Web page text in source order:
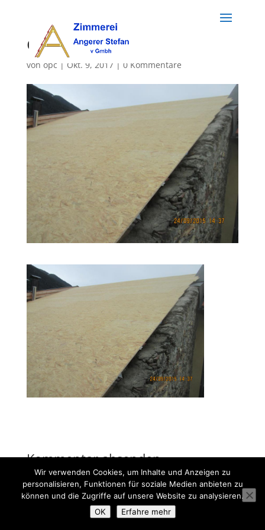
dach (72)
von opc | Okt. 9, 2017 | 0 Kommentare
Kommentar absenden
Du musstangemeldetsein, um einen Kommentar
abzugeben.
Wir verwenden Cookies, um Inhalte und Anzeigen zu
personalisieren, Funktionen für soziale Medien anbieten zu
können und die Zugriffe auf unsere Website zu analysieren.
OK
Erfahre mehr